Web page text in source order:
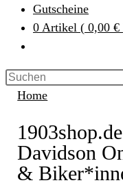
Gutscheine
0 Artikel ( 0,00 €
Home
Davidson
&